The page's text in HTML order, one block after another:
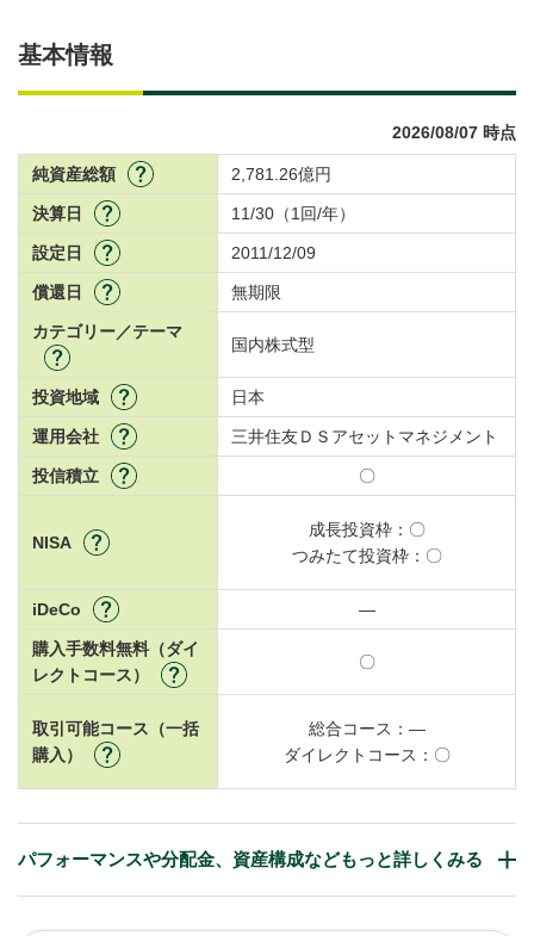
基本情報
2026/08/07 時点
純資産総額 2,781.26億円
決算日 11/30（1回/年）
設定日 2011/12/09
償還日 無期限
カテゴリー／テーマ
国内株式型
投資地域 日本
運用会社 三井住友ＤＳアセットマネジメント
投信積立 〇
NISA
成長投資枠： 〇
つみたて投資枠： 〇
iDeCo ―
購入手数料無料（ダイ
レクトコース）
〇
取引可能コース（一括
購入）
総合コース： ―
ダイレクトコース： 〇
パフォーマンスや分配金、資産構成などもっと詳しくみる